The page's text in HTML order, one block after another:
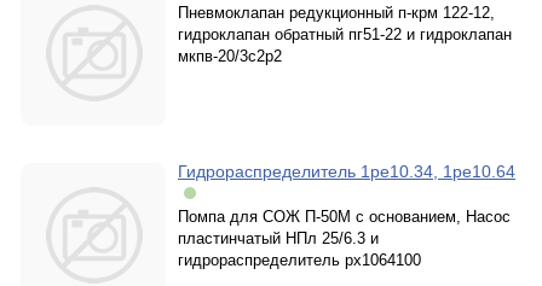
Пневмоклапан редукционный п-крм 122-12,
гидроклапан обратный пг51-22 и гидроклапан
мкпв-20/3с2р2
Гидрораспределитель 1ре10.34, 1ре10.64
Помпа для СОЖ П-50М с основанием, Насос
пластинчатый НПл 25/6.3 и
гидрораспределитель рх1064100